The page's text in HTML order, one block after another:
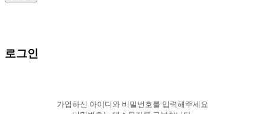
로그인
가입하신 아이디와 비밀번호를 입력해주세요